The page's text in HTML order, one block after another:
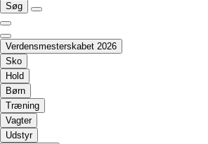
Søg
Verdensmesterskabet 2026
Sko
Hold
Børn
Træning
Vagter
Udstyr